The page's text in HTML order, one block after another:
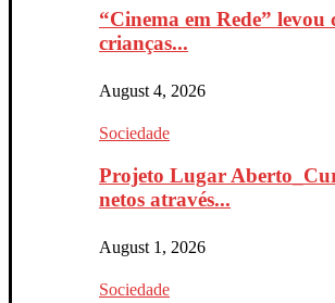
“Cinema em Rede” levou
crianças...
August 4, 2026
Sociedade
Projeto Lugar
netos através...
August 1, 2026
Sociedade